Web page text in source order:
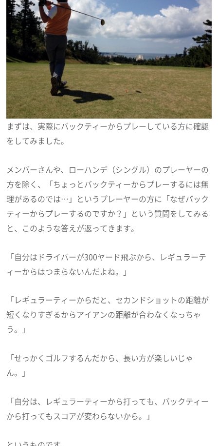
まずは、実際にバックティーからプレーしている方に確認
をしてみました。
メンバーさんや、ローハンデ（シングル）のプレーヤーの
方を除く、「ちょっとバックティーからプレーするには無
理があるのでは…」というプレーヤーの方に「なぜバック
ティーからプレーするのですか？」という質問をしてみる
と、このような答えが返ってきます。
「自分はドライバーが300ヤード飛ぶから、レギュラーテ
ィーからはつまらないんだよね。」
「レギュラーティーからだと、セカンドショットの距離が
短くなりすぎるからアイアンの距離が合わなくなっちゃ
う。」
「せっかくゴルフするんだから、長い方が楽しいじゃ
ん。」
「自分は、レギュラーティーから打っても、バックティー
から打ってもスコアが変わらないから。」